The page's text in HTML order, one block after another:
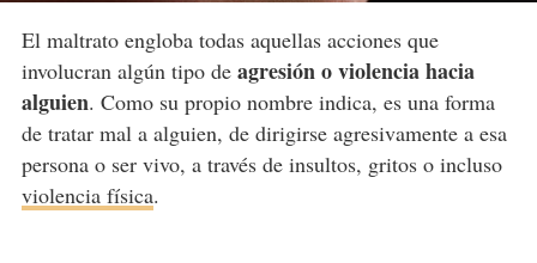
El maltrato engloba todas aquellas acciones que
involucran algún tipo de agresión o violencia hacia
alguien. Como su propio nombre indica, es una forma
de tratar mal a alguien, de dirigirse agresivamente a esa
persona o ser vivo, a través de insultos, gritos o incluso
violencia física.